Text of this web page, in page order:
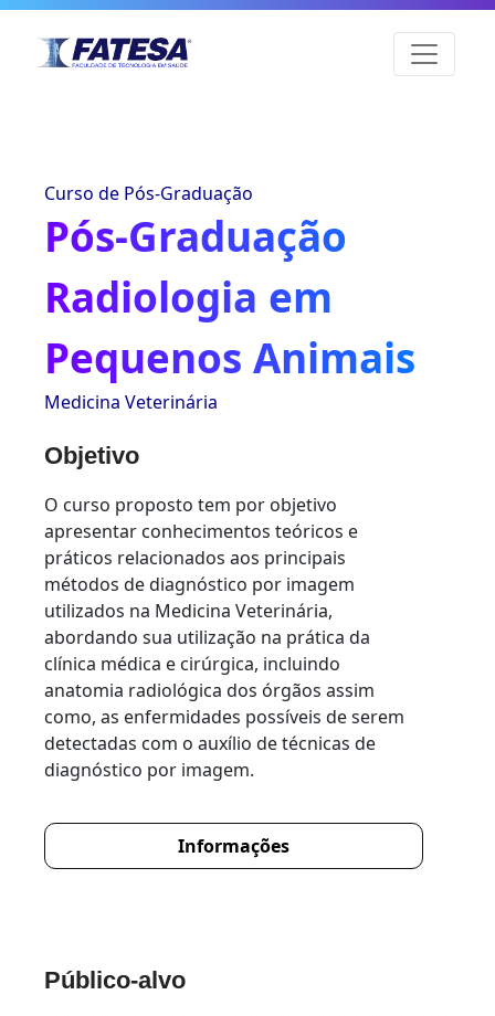
Curso de Pós-Graduação
Pós-Graduação
Radiologia em
Pequenos Animais
Medicina Veterinária
Objetivo
O curso proposto tem por objetivo
apresentar conhecimentos teóricos e
práticos relacionados aos principais
métodos de diagnóstico por imagem
utilizados na Medicina Veterinária,
abordando sua utilização na prática da
clínica médica e cirúrgica, incluindo
anatomia radiológica dos órgãos assim
como, as enfermidades possíveis de serem
detectadas com o auxílio de técnicas de
diagnóstico por imagem.
Informações
Público-alvo